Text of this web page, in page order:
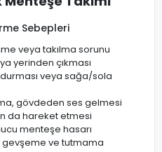
Sebepleri
veya takılma sorunu
yerinden çıkması
durması veya sağa/sola
gövdeden ses gelmesi
da hareket etmesi
menteşe hasarı
gevşeme ve tutmama